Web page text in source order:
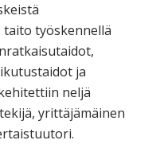
taito työskennellä
ja
neljä
yrittäjämäinen